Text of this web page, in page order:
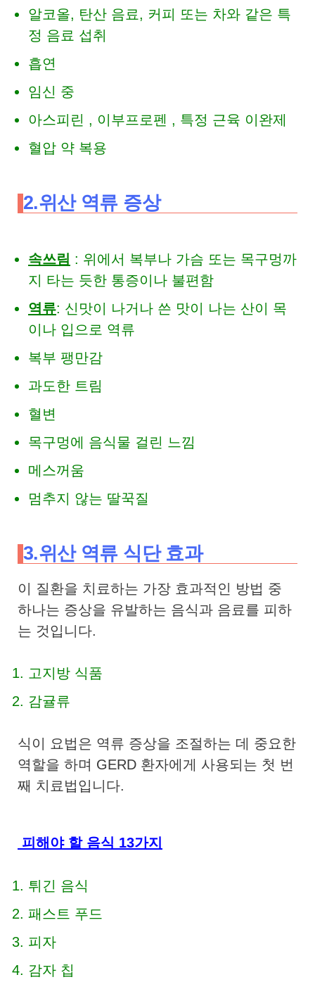
알코올, 탄산 음료, 커피 또는 차와 같은 특
정 음료 섭취
흡연
임신 중
아스피린 , 이부프로펜 , 특정 근육 이완제
혈압 약 복용
2.위산 역류 증상
속쓰림 : 위에서 복부나 가슴 또는 목구멍까
지 타는 듯한 통증이나 불편함
역류: 신맛이 나거나 쓴 맛이 나는 산이 목
이나 입으로 역류
복부 팽만감
과도한 트림
혈변
목구멍에 음식물 걸린 느낌
메스꺼움
멈추지 않는 딸꾹질
3.위산 역류 식단 효과
이 질환을 치료하는 가장 효과적인 방법 중
하나는 증상을 유발하는 음식과 음료를 피하
는 것입니다.
고지방 식품
감귤류
식이 요법은 역류 증상을 조절하는 데 중요한
역할을 하며 GERD 환자에게 사용되는 첫 번
째 치료법입니다.
피해야 할 음식 13가지
튀긴 음식
패스트 푸드
피자
감자 칩